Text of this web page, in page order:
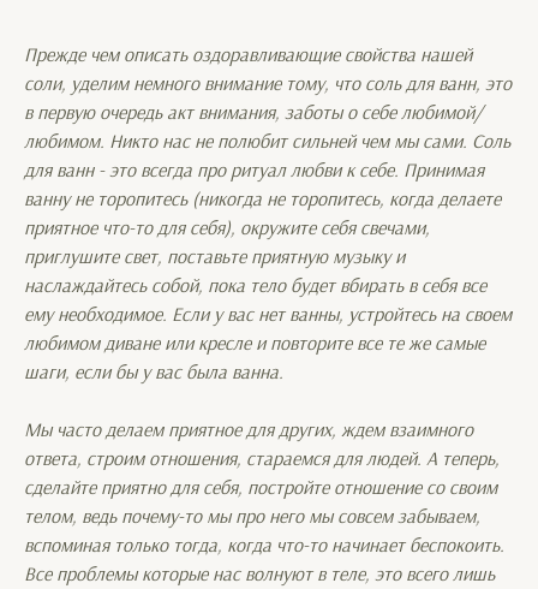
Прежде чем описать оздоравливающие свойства нашей
соли, уделим немного внимание тому, что соль для ванн, это
в первую очередь акт внимания, заботы о себе любимой/
любимом. Никто нас не полюбит сильней чем мы сами. Соль
для ванн - это всегда про ритуал любви к себе. Принимая
ванну не торопитесь (никогда не торопитесь, когда делаете
приятное что-то для себя), окружите себя свечами,
приглушите свет, поставьте приятную музыку и
наслаждайтесь собой, пока тело будет вбирать в себя все
ему необходимое. Если у вас нет ванны, устройтесь на своем
любимом диване или кресле и повторите все те же самые
шаги, если бы у вас была ванна.
Мы часто делаем приятное для других, ждем взаимного
ответа, строим отношения, стараемся для людей. А теперь,
сделайте приятно для себя, постройте отношение со своим
телом, ведь почему-то мы про него мы совсем забываем,
вспоминая только тогда, когда что-то начинает беспокоить.
Все проблемы которые нас волнуют в теле, это всего лишь